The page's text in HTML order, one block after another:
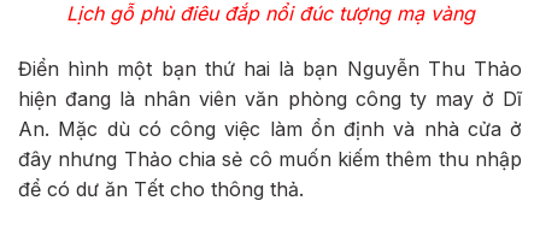
Lịch gỗ phù điêu đắp nổi đúc tượng mạ vàng
Điển hình một bạn thứ hai là bạn Nguyễn Thu Thảo
hiện đang là nhân viên văn phòng công ty may ở Dĩ
An. Mặc dù có công việc làm ổn định và nhà cửa ở
đây nhưng Thảo chia sẻ cô muốn kiếm thêm thu nhập
để có dư ăn Tết cho thông thả.